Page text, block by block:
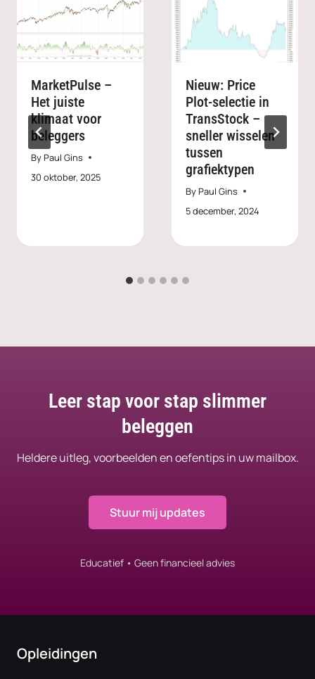
MarketPulse –
Het juiste
klimaat voor
beleggers
ByPaul Gins
30 oktober, 2025
Nieuw: Price
Plot-selectie in
TransStock –
sneller wisselen
tussen
grafiektypen
ByPaul Gins
5 december, 2024
Leer stap voor stap slimmer
beleggen
Heldere uitleg, voorbeelden en oefentips in uw mailbox.
Stuur mij updates
Educatief • Geen financieel advies
Opleidingen